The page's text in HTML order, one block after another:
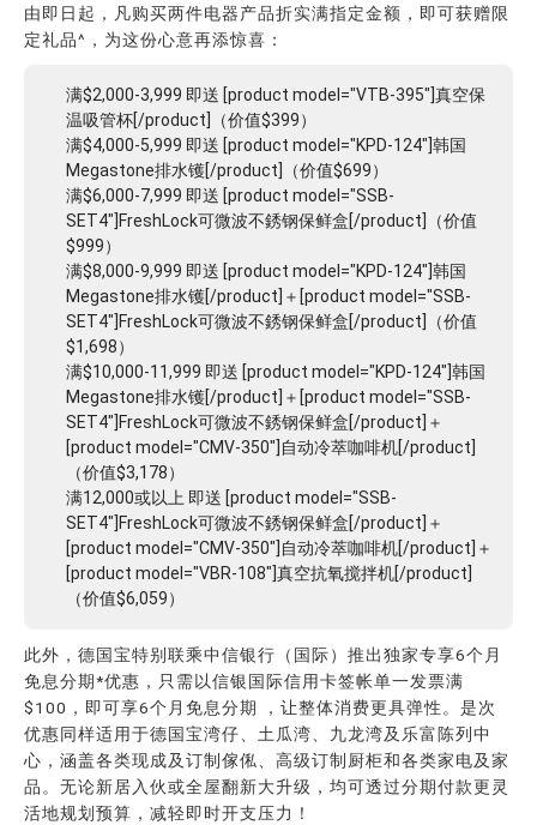
由即日起，凡购买两件电器产品折实满指定金额，即可获赠限
定礼品^，为这份心意再添惊喜：
满$2,000-3,999 即送 [product model="VTB-395"]真空保
温吸管杯[/product]（价值$399）
满$4,000-5,999 即送 [product model="KPD-124"]韩国
Megastone排水镬[/product]（价值$699）
满$6,000-7,999 即送 [product model="SSB-
SET4"]FreshLock可微波不銹钢保鲜盒[/product]（价值
$999）
满$8,000-9,999 即送 [product model="KPD-124"]韩国
Megastone排水镬[/product]＋[product model="SSB-
SET4"]FreshLock可微波不銹钢保鲜盒[/product]（价值
$1,698）
满$10,000-11,999 即送 [product model="KPD-124"]韩国
Megastone排水镬[/product]＋[product model="SSB-
SET4"]FreshLock可微波不銹钢保鲜盒[/product]＋
[product model="CMV-350"]自动冷萃咖啡机[/product]
（价值$3,178）
满12,000或以上 即送 [product model="SSB-
SET4"]FreshLock可微波不銹钢保鲜盒[/product]＋
[product model="CMV-350"]自动冷萃咖啡机[/product]＋
[product model="VBR-108"]真空抗氧搅拌机[/product]
（价值$6,059）
此外，德国宝特别联乘中信银行（国际） 推出独家专享6个月
免息分期*优惠，只需以信银国际信用卡签帐单一发票满
$100，即可享6个月 免息分期
，让整体消费更具弹性。是次
优惠同样适用于德国宝湾仔、土瓜湾、九龙湾及乐富陈列中
心，涵盖各类现成及订制傢俬 高级订制厨柜和各类家电及家
品 。无论新居入伙或全屋翻新大升级，均可透过分期付款更灵
活地规划预算，减轻即时开支压力！